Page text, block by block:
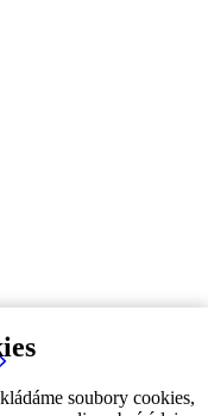
soubory cookies,